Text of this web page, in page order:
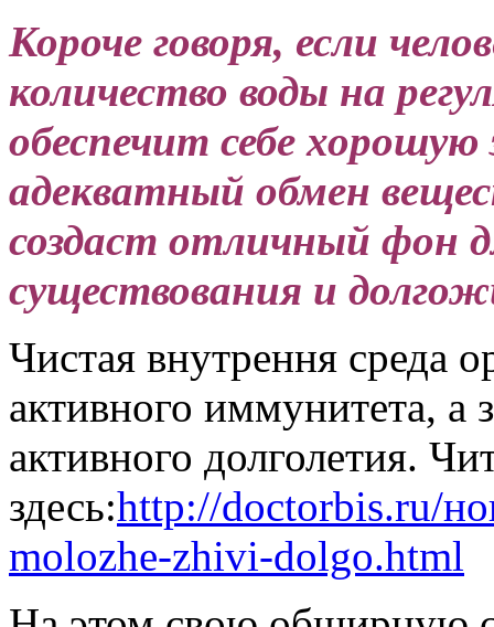
Короче говоря, если
количество воды на
обеспечит себе
адекватный обмен
создаст отличный фон
существования и
Чистая внутрення среда
активного иммунитета, а
активного долголетия.
здесь:http://doctorbis.ru/
molozhe-zhivi-dolgo.html